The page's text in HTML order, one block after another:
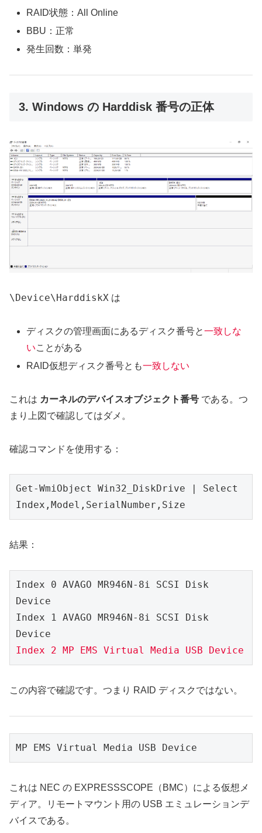
RAID状態：All Online
BBU：正常
発生回数：単発
3. Windows の Harddisk 番号の正体
\Device\HarddiskX は
ディスクの管理画面にあるディスク番号と一致しな
いことがある
RAID仮想ディスク番号とも一致しない
これは カーネルのデバイスオブジェクト番号 である。つ
まり上図で確認してはダメ。
確認コマンドを使用する：
Get-WmiObject Win32_DiskDrive | Select
Index,Model,SerialNumber,Size
結果：
Index 0 AVAGO MR946N-8i SCSI Disk
Device
Index 1 AVAGO MR946N-8i SCSI Disk
Device
Index 2 MP EMS Virtual Media USB Device
この内容で確認です。つまり RAID ディスクではない。
MP EMS Virtual Media USB Device
これは NEC の EXPRESSSCOPE（BMC）による仮想メ
ディア。リモートマウント用の USB エミュレーションデ
バイスである。